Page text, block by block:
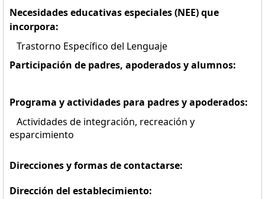
Necesidades educativas especiales (NEE) que
incorpora:
Trastorno Específico del Lenguaje
Participación de padres, apoderados y alumnos:
Programa y actividades para padres y apoderados:
Actividades de integración, recreación y
esparcimiento
Direcciones y formas de contactarse:
Dirección del establecimiento: